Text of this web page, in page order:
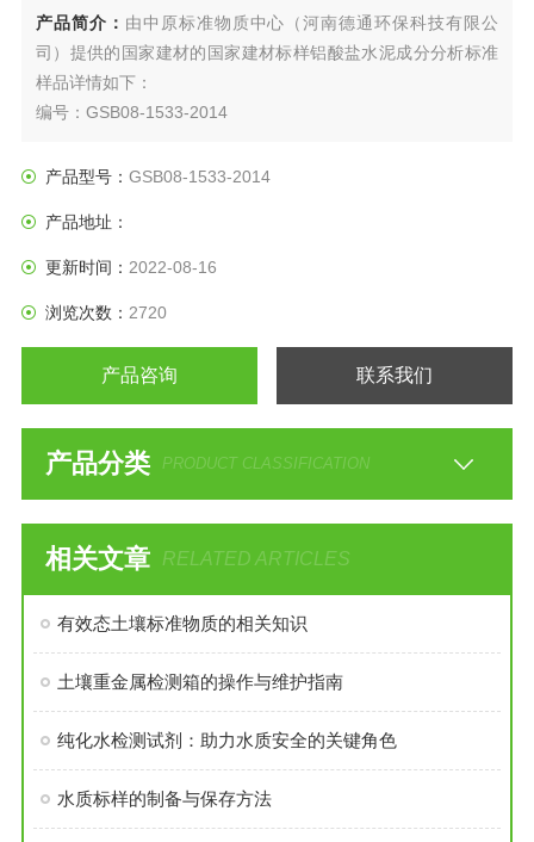
产品简介： 由中原标准物质中心（河南德通环保科技有限公
司）提供的国家建材的国家建材标样铝酸盐水泥成分分析标准
样品详情如下：
编号：GSB08-1533-2014
规格：20g
产品型号： GSB08-1533-2014
产品地址：
更新时间： 2022-08-16
浏览次数： 2720
产品咨询 联系我们
产品分类 PRODUCT CLASSIFICATION
相关文章 RELATED ARTICLES
有效态土壤标准物质的相关知识
土壤重金属检测箱的操作与维护指南
纯化水检测试剂：助力水质安全的关键角色
水质标样的制备与保存方法